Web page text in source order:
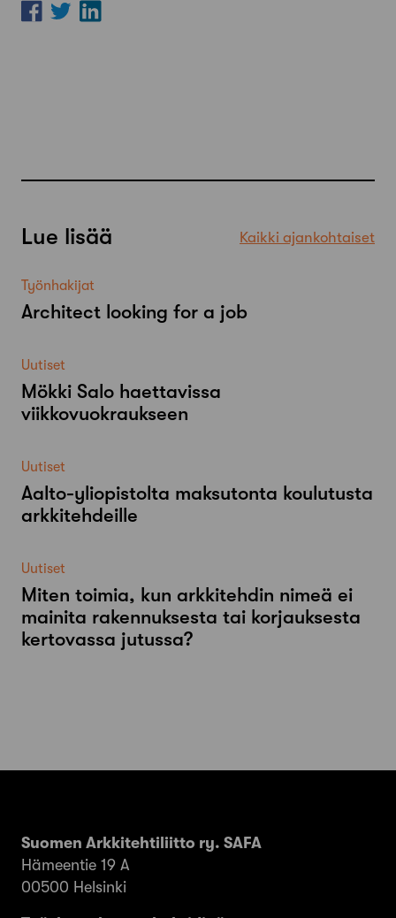
Lue lisää Kaikki ajankohtaiset
Työnhakijat
Architect looking for a job
Uutiset
Mökki Salo haettavissa
viikkovuokraukseen
Uutiset
Aalto-​yliopistolta maksutonta koulutusta
arkkitehdeille
Uutiset
Miten toimia, kun arkkitehdin nimeä ei
mainita rakennuksesta tai korjauksesta
kertovassa jutussa?
Suomen Arkkitehtiliitto ry. SAFA
Hämeentie 19 A
00500 Helsinki